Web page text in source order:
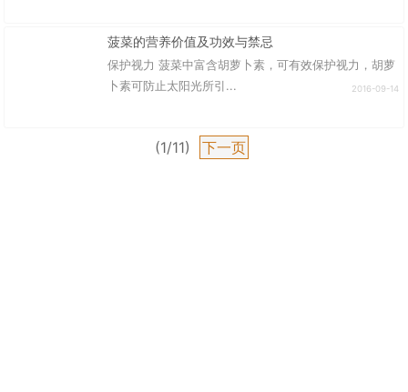
菠菜的营养价值及功效与禁忌
保护视力 菠菜中富含胡萝卜素，可有效保护视力，胡萝
卜素可防止太阳光所引...
2016-09-14
(1/11) 下一页